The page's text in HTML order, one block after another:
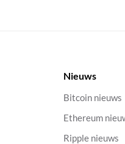
Nieuws
Bitcoin nieuws
Ethereum
Ripple nieuws